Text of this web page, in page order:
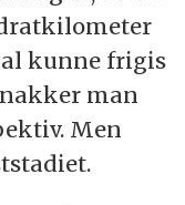
fra
for
kunne frigis
man
Men